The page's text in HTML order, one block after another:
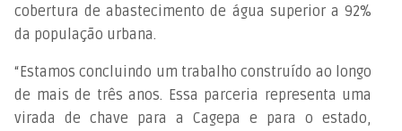
cobertura de abastecimento de água superior a 92%
da população urbana.
“Estamos concluindo um trabalho construído ao longo
de mais de três anos. Essa parceria representa uma
virada de chave para a Cagepa e para o estado,